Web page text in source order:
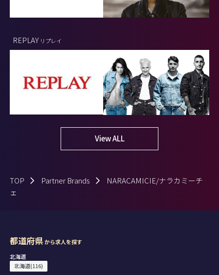
REPLAY リプレイ
View ALL
TOP Partner Brands
NARACAMICIE/ナラカミーチ
ェ
都道府県から求人を探す
北海道
北海道(116)